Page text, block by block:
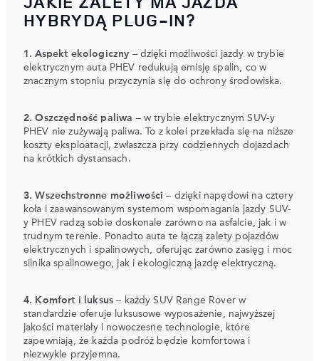
HYBRYDĄ PLUG-IN?
1. Aspekt ekologiczny – dzięki możliwości jazdy w trybie
elektrycznym auta PHEV redukują emisję spalin, co w
znacznym stopniu przyczynia się do ochrony środowiska.
2. Oszczędność paliwa – w trybie elektrycznym SUV-y
PHEV nie zużywają paliwa. To z kolei przekłada się na niższe
koszty eksploatacji, zwłaszcza przy codziennych dojazdach
na krótkich dystansach.
3. Wszechstronne możliwości – dzięki napędowi na cztery
koła i zaawansowanym systemom wspomagania jazdy SUV-
y PHEV radzą sobie doskonale zarówno na asfalcie, jak i w
trudnym terenie. Ponadto auta te łączą zalety pojazdów
elektrycznych i spalinowych, oferując zarówno zasięg i moc
silnika spalinowego, jak i ekologiczną jazdę elektryczną.
4. Komfort i luksus – każdy SUV Range Rover w
standardzie oferuje luksusowe wyposażenie, najwyższej
jakości materiały i nowoczesne technologie, które
zapewniają, że każda podróż będzie komfortowa i
niezwykle przyjemna.